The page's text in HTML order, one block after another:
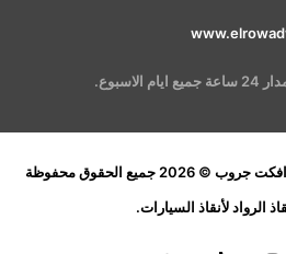
© 2026 جميع الحقوق محفوظة
الرواد لأنقاذ السيارات.